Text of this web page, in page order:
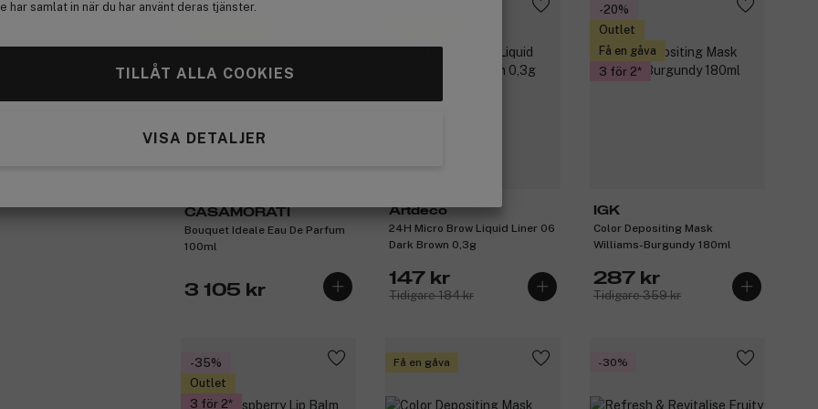
har samlat in när du har använt deras tjänster.
TILLÅT ALLA COOKIES
VISA DETALJER
Nischdofter
CASAMORATI
Bouquet Ideale Eau De Parfum
100ml
3 105 kr
Artdeco
24H Micro Brow Liquid Liner 06
Dark Brown 0,3g
147 kr
Tidigare 184 kr
-20%
Outlet
Få en gåva
3 för 2
IGK
Color Depositing Mask
Williams-Burgundy 180ml
287 kr
Tidigare 359 kr
-35%
Outlet
3 för 2
Få en gåva -30%